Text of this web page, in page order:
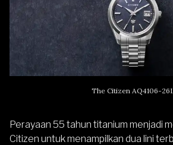
The Citizen AQ4106-
Perayaan 55 tahun titanium menjadi
Citizen untuk menampilkan dua lini